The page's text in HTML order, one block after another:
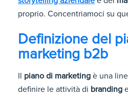
proprio. Concentriamoci su
Definizione del
marketing b2b
Il piano di marketing è una
definire le attività di branding